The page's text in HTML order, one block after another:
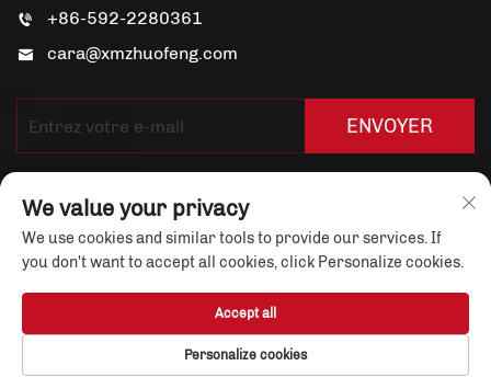
+86-592-2280361
cara@xmzhuofeng.com
ENVOYER
Droits d'auteur © Xiamen Yuandian Trade Co., Ltd. Tous
Politique de confidentialité
Actualités Nous contacter
We value your privacy
We use cookies and similar tools to provide our services. If
you don't want to accept all cookies, click Personalize cookies.
Personalize cookies
Accept all